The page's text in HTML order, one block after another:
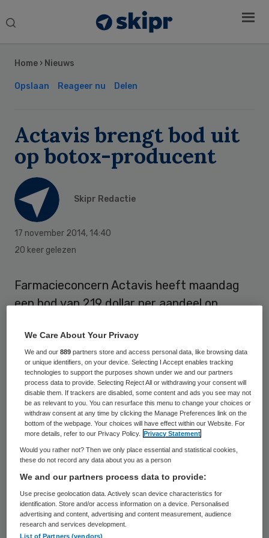
Search
Home › Nieuws
Opslaan Reageer nu Delen
Actavis brengt bod uit
op botox-producent
Skipr Redactie
17 november 2014, 14:40
20 keer gelezen
Farmacieconcern Actavis heeft maandag
een bod van 219 dollar per aandeel op
producent bestaat voor 129,22 dollar in
contanten, aangevuld met 0,3683 aandeel
Actavis. Met de transactie is in totaal 66
miljard dollar (bijna 53 miljard euro)
gemoeid.
Actavis, dat om belastingredenen
gevestigd is in Dublin, verwacht de
overname in het tweede kwartaal van 2015
te kunnen afronden. De beoogde
samensmelting, waar de besturen van beide
bedrijven unaniem achter staan, levert een
Sidebar
We Care About Your Privacy
We and our889 partners store and access personal data, like browsing data
or unique identifiers, on your device. Selecting I Accept enables tracking
technologies to support the purposes shown under we and our partners
process data to provide. Selecting Reject All or withdrawing your consent will
disable them. If trackers are disabled, some content and ads you see may not
be as relevant to you. You can resurface this menu to change your choices or
withdraw consent at any time by clicking the Manage Preferences link on the
bottom of the webpage. Your choices will have effect within our Website. For
more details, refer to our Privacy Policy.
Privacy Statement
Would you rather not? Then we only place essential and statistical cookies,
these do not record any data about you as a person
We and our partners process data to provide:
Use precise geolocation data. Actively scan device characteristics for
identification. Store and/or access information on a device. Personalised
advertising and content, advertising and content measurement, audience
research and services development.
List of Partners (vendors)